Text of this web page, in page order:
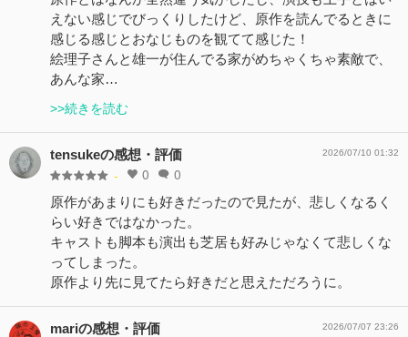
えない感じでびっくりしたけど、原作を読んでるときに
感じる感じとおなじものを観てて感じた！
絵理子さんと雄一が住んでる家がめちゃくちゃ素敵で、
あんな家…
>>続きを読む
tensukeの感想・評価
- 0 0
2026/07/10 01:32
原作があまりにも好きだったので見たが、悲しくなるく
らい好きではなかった。
キャストも脚本も演出も芝居も好みじゃなくて悲しくな
ってしまった。
原作より先に見てたら好きだと思えただろうに。
mariの感想・評価 2026/07/07 23:26